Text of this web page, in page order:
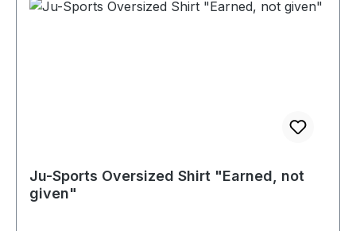
Ju-Sports Oversized Shirt "Earned, not
given"